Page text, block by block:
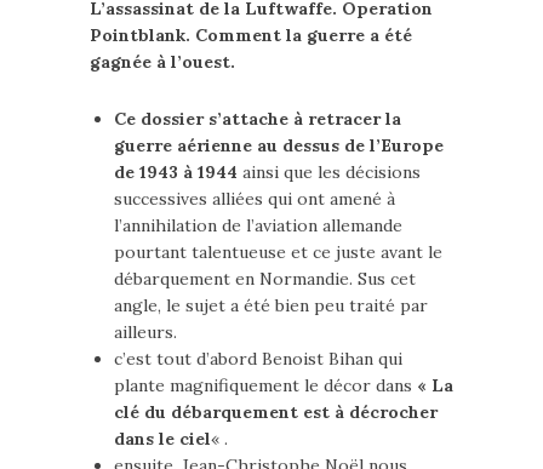
L’assassinat de la Luftwaffe. Operation
Pointblank. Comment la guerre a été
gagnée à l’ouest.
Ce dossier s’attache à retracer la
guerre aérienne au dessus de l’Europe
de 1943 à 1944 ainsi que les décisions
successives alliées qui ont amené à
l’annihilation de l’aviation allemande
pourtant talentueuse et ce juste avant le
débarquement en Normandie. Sus cet
angle, le sujet a été bien peu traité par
ailleurs.
c’est tout d’abord Benoist Bihan qui
plante magnifiquement le décor dans « La
clé du débarquement est à décrocher
dans le ciel« .